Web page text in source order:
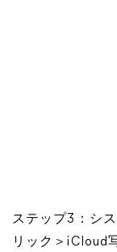
ステップ3：シ
リック＞iCloud